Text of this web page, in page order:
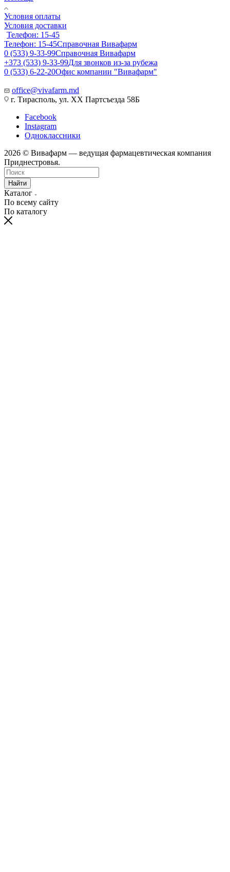
Условия оплаты
Условия доставки
Телефон: 15-45
Телефон: 15-45Справочная Вивафарм
0 (533) 9-33-99Справочная Вивафарм
+373 (533) 9-33-99Для звонков из-за рубежа
0 (533) 6-22-20Офис компании "Вивафарм"
office@vivafarm.md
г. Тирасполь, ул. ХХ Партсъезда 58Б
Facebook
Instagram
Одноклассники
2026 © Вивафарм — ведущая фармацевтическая компания
Приднестровья.
Найти
Каталог
По всему сайту
По каталогу